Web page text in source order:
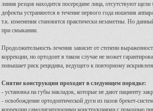
линия резцов находится посередине лица, отсутствуют
дефекты устраняются в течение первого года ношения
т.к. изменения становятся практически незаметны. Но
при смыкании.
Продолжительность лечения зависит от степени
коррекции, но ортодонт в таком случае не может
повышает риск рецидива, ведущего к повторному
Снятие конструкции проходит в следующем порядке:
- установка на губы накладок, которые не дают пациенту
- освобождение ортодонтической дуги из пазов брекет-
коррекции самолигирующими конструкциями с помощью